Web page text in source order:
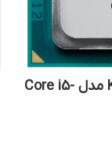
پردازنده مرکزی اینتل سری Kaby Lake مدل Core i5-